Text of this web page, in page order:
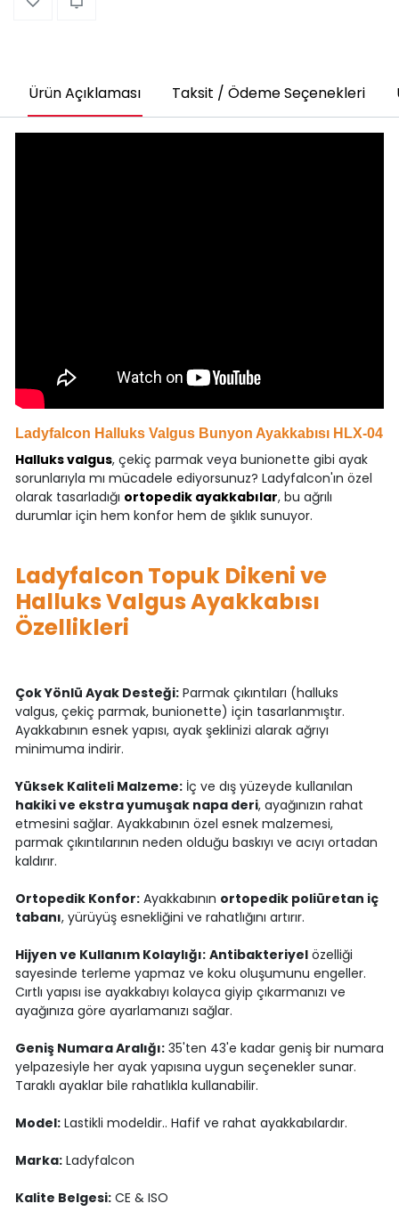
Ürün Açıklaması Taksit / Ödeme Seçenekleri
Ladyfalcon Halluks Valgus Bunyon Ayakkabısı HLX-04
Halluks valgus, çekiç parmak veya bunionette gibi ayak
sorunlarıyla mı mücadele ediyorsunuz? Ladyfalcon'ın özel
olarak tasarladığı ortopedik ayakkabılar, bu ağrılı
durumlar için hem konfor hem de şıklık sunuyor.
Ladyfalcon Topuk Dikeni ve
Halluks Valgus Ayakkabısı
Özellikleri
Çok Yönlü Ayak Desteği:Parmak çıkıntıları (halluks
valgus, çekiç parmak, bunionette) için tasarlanmıştır.
Ayakkabının esnek yapısı, ayak şeklinizi alarak ağrıyı
minimuma indirir.
Yüksek Kaliteli Malzeme:İç ve dış yüzeyde kullanılan
hakiki ve ekstra yumuşak napa deri, ayağınızın rahat
etmesini sağlar. Ayakkabının özel esnek malzemesi,
parmak çıkıntılarının neden olduğu baskıyı ve acıyı ortadan
kaldırır.
Ortopedik Konfor:Ayakkabının ortopedik poliüretan iç
tabanı, yürüyüş esnekliğini ve rahatlığını artırır.
Hijyen ve Kullanım Kolaylığı: Antibakteriyelözelliği
sayesinde terleme yapmaz ve koku oluşumunu engeller.
Cırtlı yapısı ise ayakkabıyı kolayca giyip çıkarmanızı ve
ayağınıza göre ayarlamanızı sağlar.
Geniş Numara Aralığı:35'ten 43'e kadar geniş bir numara
yelpazesiyle her ayak yapısına uygun seçenekler sunar.
Taraklı ayaklar bile rahatlıkla kullanabilir.
Model:Lastikli modeldir.. Hafif ve rahat ayakkabılardır.
Marka:Ladyfalcon
Kalite Belgesi:CE & ISO